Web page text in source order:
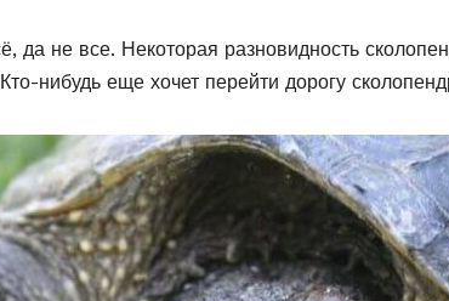
да не все. Некоторая разновидность
нибудь еще хочет перейти дорогу